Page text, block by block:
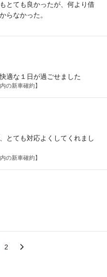
とても良かったが、何より借
らなかった。
適な１日が過ごせました
の新車確約】
とても対応よくしてくれまし
の新車確約】
2